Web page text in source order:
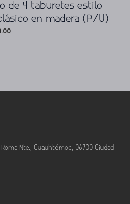
de 4 taburetes estilo
en madera (P/U)
Nte., Cuauhtémoc, 06700 Ciudad